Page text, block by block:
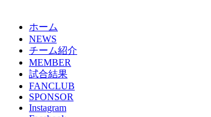
ホーム
NEWS
チーム紹介
MEMBER
試合結果
FANCLUB
SPONSOR
Instagram